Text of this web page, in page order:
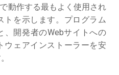
動作する最もよく使用され
トを示します。プログラム
、開発者のWebサイトへの
ウェアインストーラーを安